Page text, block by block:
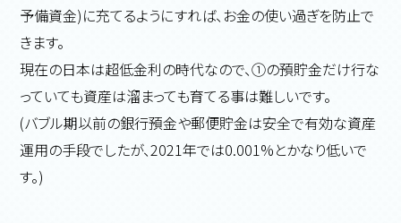
予備資金)に充てるようにすれば、お金の使い過ぎを防止で
きます。
現在の日本は超低金利の時代なので、①の預貯金だけ行な
っていても資産は溜まっても育てる事は難しいです。
(バブル期以前の銀行預金や郵便貯金は安全で有効な資産
運用の手段でしたが、2021年では0.001%とかなり低いで
す。)